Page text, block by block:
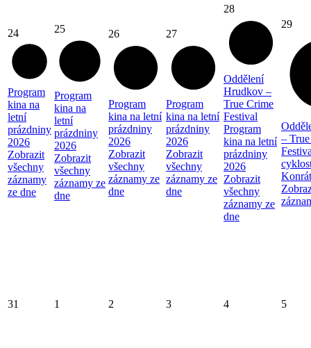
24
Program
kina na
letní
prázdniny
2026
Zobrazit
všechny
záznamy
ze dne
25
Program
kina na
letní
prázdniny
2026
Zobrazit
všechny
záznamy ze
dne
26
Program
kina na letní
prázdniny
2026
Zobrazit
všechny
záznamy ze
dne
27
Program
kina na letní
prázdniny
2026
Zobrazit
všechny
záznamy ze
dne
28
Oddělení
Hrudkov –
True Crime
Festival
Program
kina na letní
prázdniny
2026
Zobrazit
všechny
záznamy ze
dne
29
–
31 1 2 3 4 5